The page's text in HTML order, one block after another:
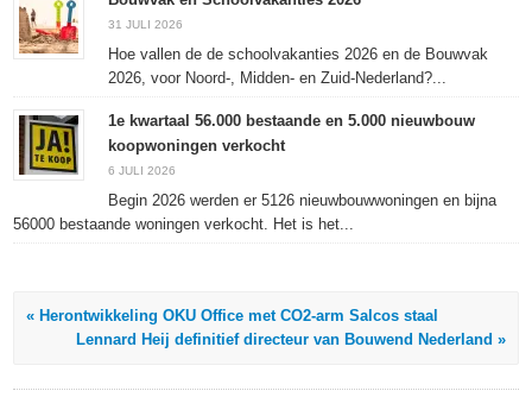
31 JULI 2026
Hoe vallen de de schoolvakanties 2026 en de Bouwvak
2026, voor Noord-, Midden- en Zuid-Nederland?...
1e kwartaal 56.000 bestaande en 5.000 nieuwbouw
koopwoningen verkocht
6 JULI 2026
Begin 2026 werden er 5126 nieuwbouwwoningen en bijna
56000 bestaande woningen verkocht. Het is het...
« Herontwikkeling OKU Office met CO2-arm Salcos staal
Lennard Heij definitief directeur van Bouwend Nederland »